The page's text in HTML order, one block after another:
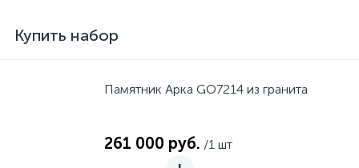
Купить набор
Памятник Арка GO7214 из гранита
261 000 руб. /1 шт